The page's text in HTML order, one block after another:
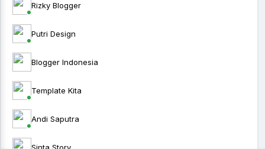
Rizky Blogger
Putri Design
Blogger Indonesia
Template Kita
Andi Saputra